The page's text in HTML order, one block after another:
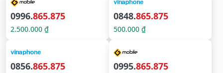
0996.865.875
2.500.000 ₫
0848.865.875
500.000 ₫
0856.865.875 0995.865.875